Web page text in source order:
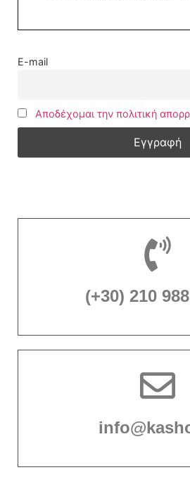
E-mail
Αποδέχομαι την πολιτική
(+30) 210